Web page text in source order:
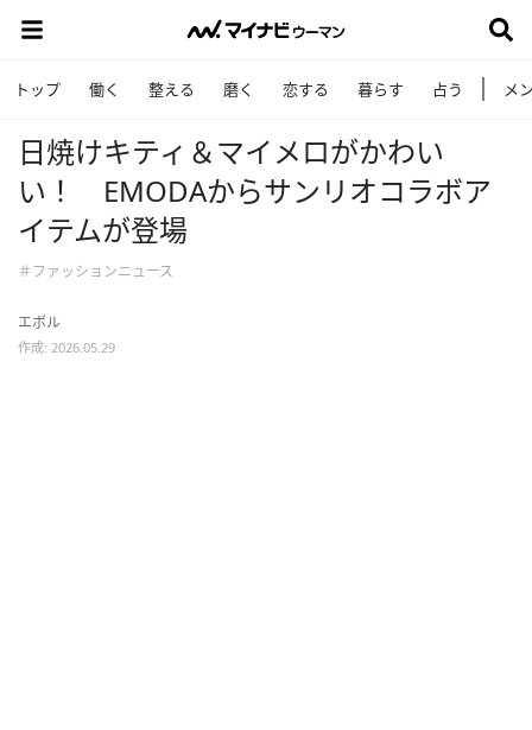
トップ 働く 整える 磨く 恋する 暮らす 占う メ
日焼けキティ＆マイメロがかわい
い！ EMODAからサンリオコラボア
イテムが登場
＃ファッションニュース
エボル
作成: 2026.05.29